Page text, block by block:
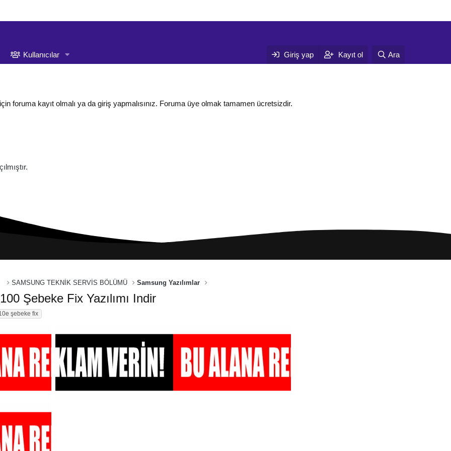
Kullanıcılar Giriş yap Kayıt ol Ara
foruma kayıt olmalı ya da giriş yapmalısınız. Foruma üye olmak tamamen ücretsizdir.
SAMSUNG TEKNİK SERVİS BÖLÜMÜ Samsung Yazılımlar
Şebeke Fix Yazılımı Indir
şebeke fix